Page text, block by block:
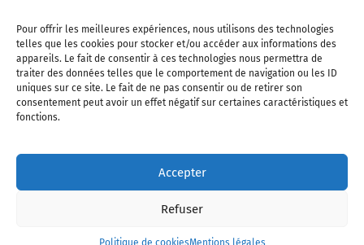
Pour offrir les meilleures expériences, nous utilisons des technologies
telles que les cookies pour stocker et/ou accéder aux informations des
appareils. Le fait de consentir à ces technologies nous permettra de
traiter des données telles que le comportement de navigation ou les ID
uniques sur ce site. Le fait de ne pas consentir ou de retirer son
consentement peut avoir un effet négatif sur certaines caractéristiques et
fonctions.
Accepter
Refuser
Politique de cookiesMentions légales
Qui sommes-nous Publiez votre annonce
Adhérer à l’association Nous contacter
Politique de cookies (UE)